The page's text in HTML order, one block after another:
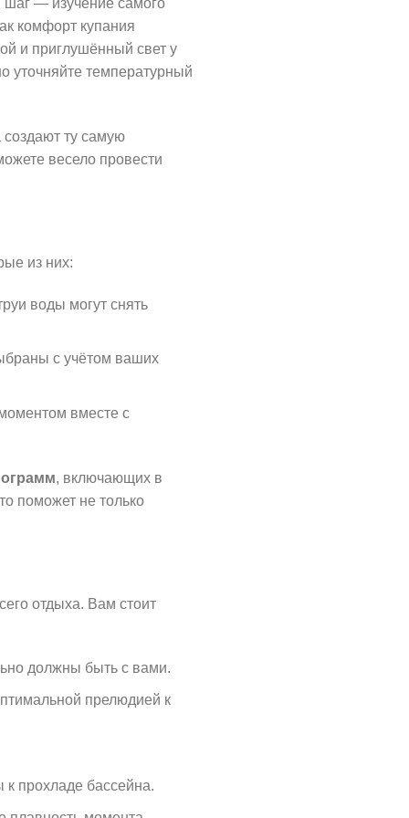
— изучение самого
комфорт купания
и приглушённый свет у
уточняйте температурный
ту самую
весело провести
из них:
воды могут снять
с учётом ваших
вместе с
, включающих в
поможет не только
отдыха. Вам стоит
должны быть с вами.
прелюдией к
прохладе бассейна.